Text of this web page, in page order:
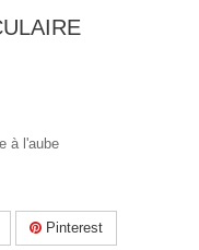
à l'aube
Pinterest